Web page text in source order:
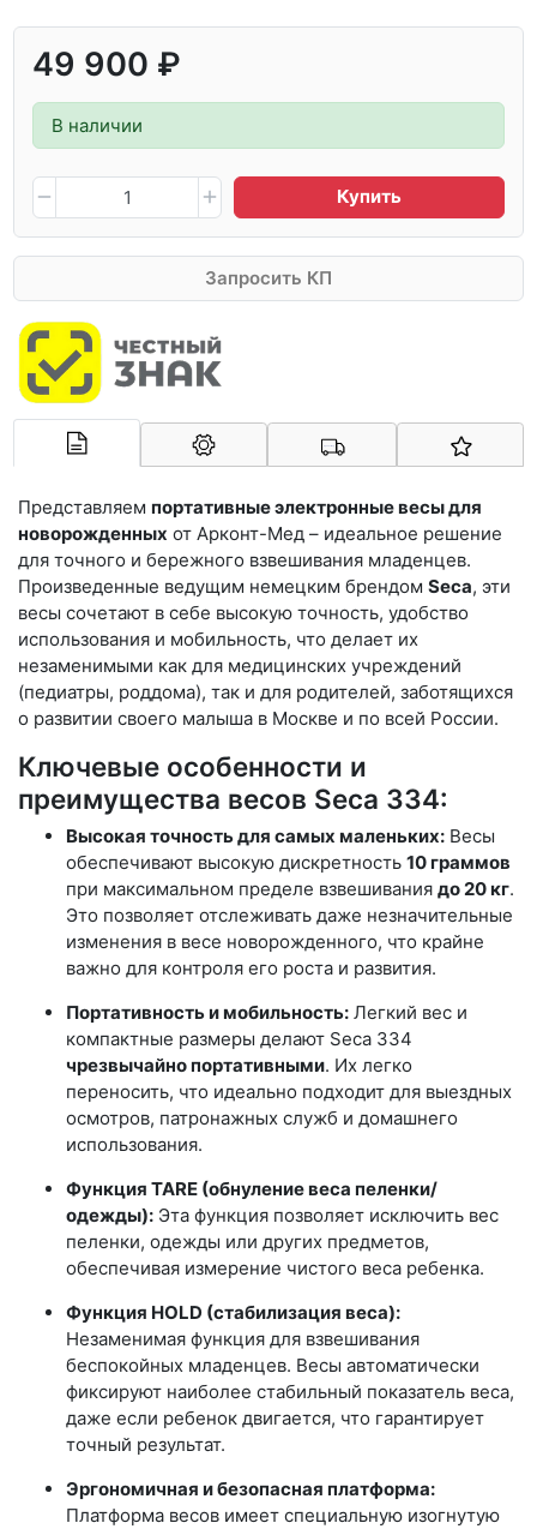
49 900 ₽
В наличии
Купить
Запросить КП
Арконт-Мед
Представляем портативные электронные весы для
новорожденных от Арконт-Мед – идеальное решение
для точного и бережного взвешивания младенцев.
Произведенные ведущим немецким брендом Seca, эти
весы сочетают в себе высокую точность, удобство
использования и мобильность, что делает их
незаменимыми как для медицинских учреждений
(педиатры, роддома), так и для родителей, заботящихся
о развитии своего малыша в Москве и по всей России.
Ключевые особенности и
преимущества весов Seca 334:
Высокая точность для самых маленьких: Весы
обеспечивают высокую дискретность 10 граммов
при максимальном пределе взвешивания до 20 кг.
Это позволяет отслеживать даже незначительные
изменения в весе новорожденного, что крайне
важно для контроля его роста и развития.
Портативность и мобильность: Легкий вес и
компактные размеры делают Seca 334
чрезвычайно портативными. Их легко
переносить, что идеально подходит для выездных
осмотров, патронажных служб и домашнего
использования.
Функция TARE (обнуление веса пеленки/
одежды): Эта функция позволяет исключить вес
пеленки, одежды или других предметов,
обеспечивая измерение чистого веса ребенка.
Функция HOLD (стабилизация веса):
Незаменимая функция для взвешивания
беспокойных младенцев. Весы автоматически
фиксируют наиболее стабильный показатель веса,
даже если ребенок двигается, что гарантирует
точный результат.
Эргономичная и безопасная платформа:
Платформа весов имеет специальную изогнутую